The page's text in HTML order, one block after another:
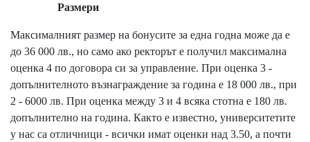
Размери
Максималният размер на бонусите за една годна може да е
до 36 000 лв., но само ако ректорът е получил максимална
оценка 4 по договора си за управление. При оценка 3 -
допълнителното възнаграждение за година е 18 000 лв., при
2 - 6000 лв. При оценка между 3 и 4 всяка стотна е 180 лв.
допълнително на година. Както е известно, университетите
у нас са отличници - всички имат оценки над 3.50, а почти